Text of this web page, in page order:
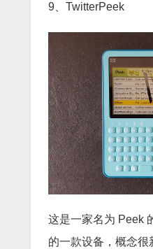
9、TwitterPeek
这是一家名为 Peek
的一款设备，概念很